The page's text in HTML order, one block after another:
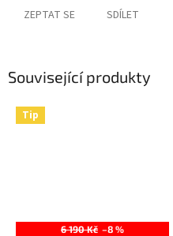
ZEPTAT SE SDÍLET
Související produkty
Tip
6 190 Kč –8 %